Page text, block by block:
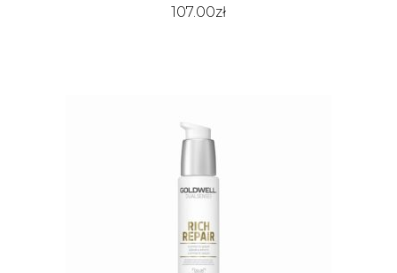
107.00zł